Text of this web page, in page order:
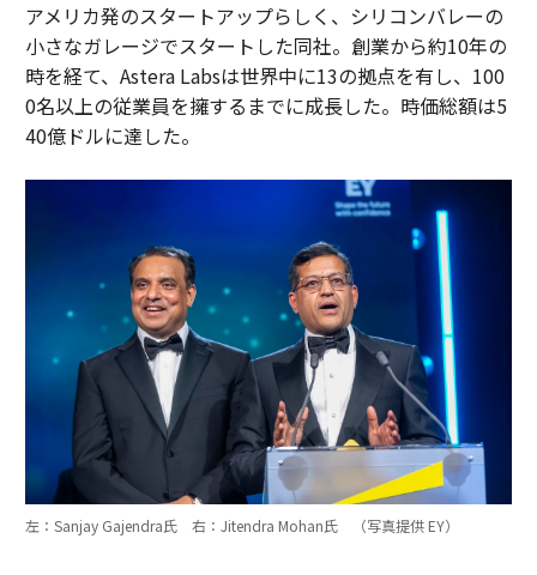
アメリカ発のスタートアップらしく、シリコンバレーの
小さなガレージでスタートした同社。創業から約10年の
時を経て、Astera Labsは世界中に13の拠点を有し、100
0名以上の従業員を擁するまでに成長した。時価総額は5
40億ドルに達した。
左：Sanjay Gajendra氏 右：Jitendra Mohan氏 （写真提供 EY）